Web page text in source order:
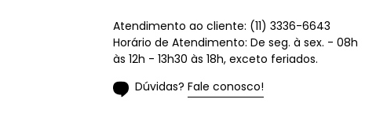
Atendimento ao cliente: (11) 3336-6643
Horário de Atendimento: De seg. à sex. - 08h
às 12h - 13h30 às 18h, exceto feriados.
Dúvidas? Fale conosco!